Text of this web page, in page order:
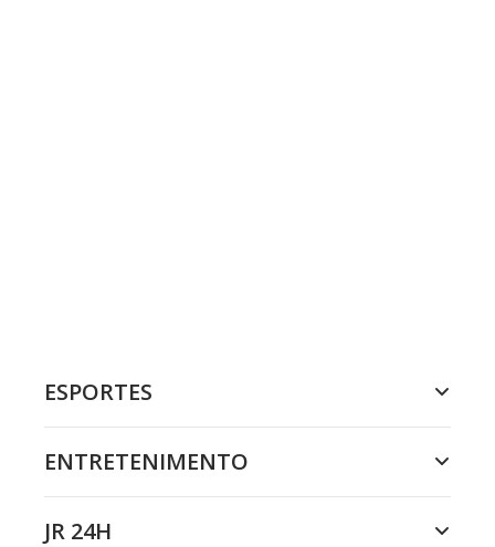
ESPORTES
ENTRETENIMENTO
JR 24H